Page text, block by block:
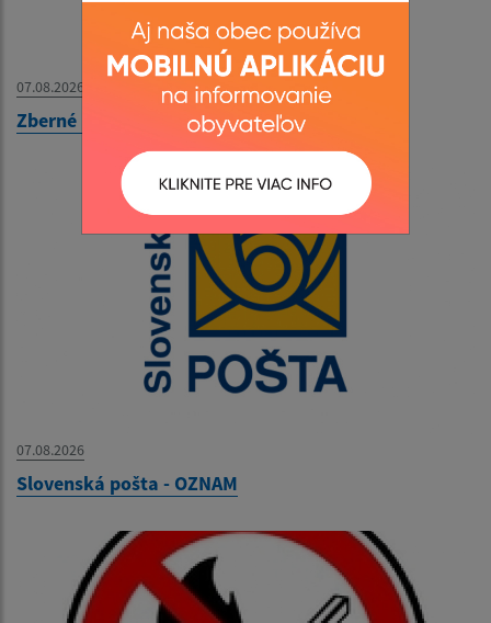
07.08.2026
Zberné miesto - OZNAM
07.08.2026
Slovenská pošta - OZNAM